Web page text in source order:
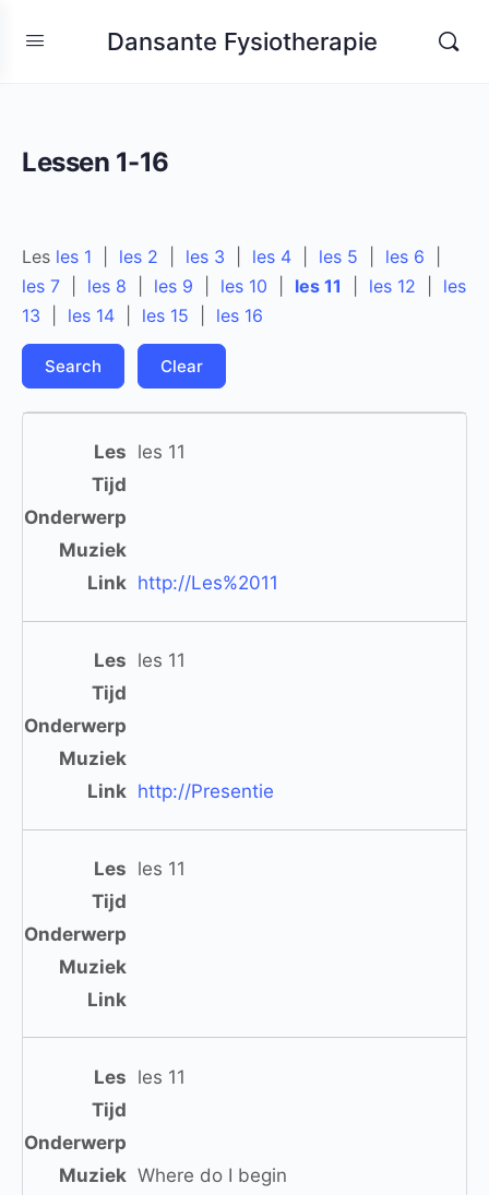
Dansante Fysiotherapie
Lessen 1-16
Les les 1 les 2 les 3 les 4 les 5 les 6
les 7
les 8 les 9 les 10 les 11 les 12
les
13
les 14 les 15 les 16
Clear
les 11
http://Les%2011
les 11
http://Presentie
les 11
les 11
Where do I begin